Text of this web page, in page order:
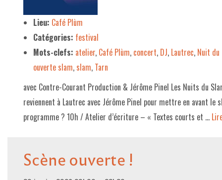
Lieu: Café Plùm
Catégories: festival
Mots-clefs: atelier, Café Plùm, concert, DJ, Lautrec, Nuit du
ouverte slam, slam, Tarn
avec Contre-Courant Production & Jérôme Pinel Les Nuits du
reviennent à Lautrec avec Jérôme Pinel pour mettre en avant
programme ? 10h / Atelier d’écriture – « Textes courts et …
Scène ouverte !